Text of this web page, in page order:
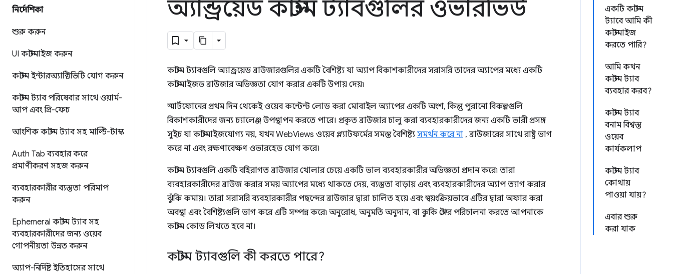
নির্দেশিকা
শুরু করুন
UI কাস্টমাইজ করুন
কাস্টম ইন্টারঅ্যাক্টিভিটি যোগ করুন
কাস্টম ট্যাব পরিষেবার সাথে ওয়ার্ম-
আপ এবং প্রি-ফেচ
আংশিক কাস্টম ট্যাব সহ মাল্টি-টাস্ক
Auth Tab ব্যবহার করে
প্রমাণীকরণ সহজ করুন
ব্যবহারকারীর ব্যস্ততা পরিমাপ
করুন
Ephemeral কাস্টম ট্যাব সহ
ব্যবহারকারীদের জন্য ওয়েব
গোপনীয়তা উন্নত করুন
অ্যাপ-নির্দিষ্ট ইতিহাসের সাথে
একটি কাস্টম
ট্যাবে আমি কী
কাস্টমাইজ
করতে পারি?
আমি কখন
কাস্টম ট্যাব
ব্যবহার করব?
কাস্টম ট্যাব
বনাম বিশ্বস্ত
ওয়েব
কার্যকলাপ
কাস্টম ট্যাব
কোথায়
পাওয়া যায়?
এবার শুরু
করা যাক
অ্যান্ড্রয়েড কাস্টম ট্যাবগুলির ওভারভিউ
কাস্টম ট্যাবগুলি অ্যান্ড্রয়েড ব্রাউজারগুলির একটি বৈশিষ্ট্য যা অ্যাপ বিকাশকারীদের সরাসরি তাদের অ্যাপের মধ্যে একটি
কাস্টমাইজড ব্রাউজার অভিজ্ঞতা যোগ করার একটি উপায় দেয়৷
স্মার্টফোনের প্রথম দিন থেকেই ওয়েব কন্টেন্ট লোড করা মোবাইল অ্যাপের একটি অংশ, কিন্তু পুরানো বিকল্পগুলি
বিকাশকারীদের জন্য চ্যালেঞ্জ উপস্থাপন করতে পারে। প্রকৃত ব্রাউজার চালু করা ব্যবহারকারীদের জন্য একটি ভারী প্রসঙ্গ
সুইচ যা কাস্টমাইজযোগ্য নয়, যখন WebViews ওয়েব প্ল্যাটফর্মের সমস্ত বৈশিষ্ট্য সমর্থন করে না , ব্রাউজারের সাথে রাষ্ট্র ভাগ
করে না এবং রক্ষণাবেক্ষণ ওভারহেড যোগ করে।
কাস্টম ট্যাবগুলি একটি বহিরাগত ব্রাউজার খোলার চেয়ে একটি ভাল ব্যবহারকারীর অভিজ্ঞতা প্রদান করে৷ তারা
ব্যবহারকারীদের ব্রাউজ করার সময় অ্যাপের মধ্যে থাকতে দেয়, ব্যস্ততা বাড়ায় এবং ব্যবহারকারীদের অ্যাপ ত্যাগ করার
ঝুঁকি কমায়। তারা সরাসরি ব্যবহারকারীর পছন্দের ব্রাউজার দ্বারা চালিত হয়ে এবং স্বয়ংক্রিয়ভাবে এটির দ্বারা অফার করা
অবস্থা এবং বৈশিষ্ট্যগুলি ভাগ করে এটি সম্পন্ন করে৷ অনুরোধ, অনুমতি অনুদান, বা কুকি স্টোর পরিচালনা করতে আপনাকে
কাস্টম কোড লিখতে হবে না।
কাস্টম ট্যাবগুলি কী করতে পারে?